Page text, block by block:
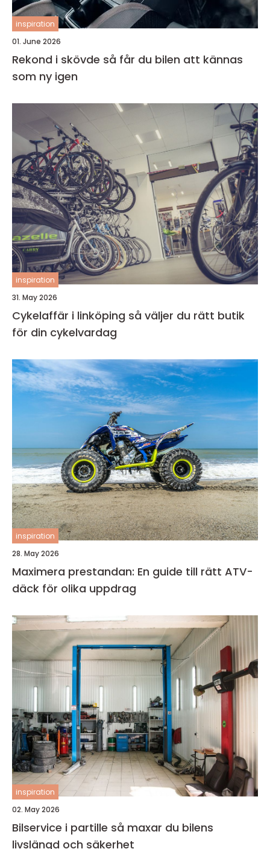
inspiration
01. June 2026
Rekond i skövde så får du bilen att kännas
som ny igen
inspiration
31. May 2026
Cykelaffär i linköping så väljer du rätt butik
för din cykelvardag
inspiration
28. May 2026
Maximera prestandan: En guide till rätt ATV-
däck för olika uppdrag
inspiration
02. May 2026
Bilservice i partille så maxar du bilens
livslängd och säkerhet